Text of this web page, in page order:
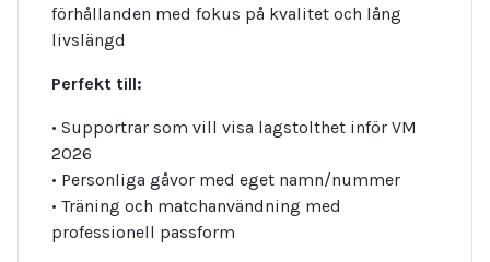
förhållanden med fokus på kvalitet och lång
livslängd
Perfekt till:
• Supportrar som vill visa lagstolthet inför VM
2026
• Personliga gåvor med eget namn/nummer
• Träning och matchanvändning med
professionell passform